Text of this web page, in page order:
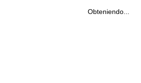
Obteniendo...